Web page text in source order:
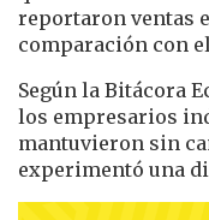
reportaron ventas
comparación con
Según la Bitácora
los empresarios
mantuvieron sin
experimentó una